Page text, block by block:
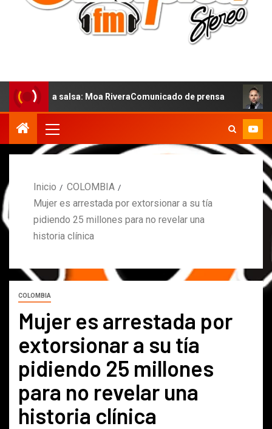
salsa: Moa RiveraComunicado de prensa
Inicio
COLOMBIA
Mujer es arrestada por extorsionar a su tía
pidiendo 25 millones para no revelar una
historia clínica
COLOMBIA
Mujer es arrestada por
extorsionar a su tía
pidiendo 25 millones
para no revelar una
historia clínica